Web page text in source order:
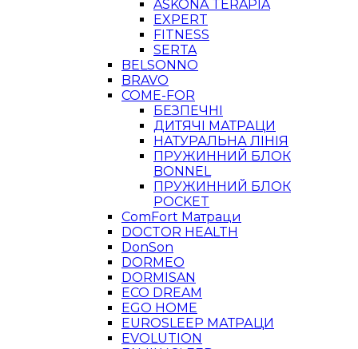
ASKONA TERAPIA
EXPERT
FITNESS
SERTA
BELSONNO
BRAVO
COME-FOR
БЕЗПЕЧНІ
ДИТЯЧІ МАТРАЦИ
НАТУРАЛЬНА ЛІНІЯ
ПРУЖИННИЙ БЛОК
BONNEL
ПРУЖИННИЙ БЛОК
POCKET
ComFort Матраци
DOCTOR HEALTH
DonSon
DORMEO
DORMISAN
ECO DREAM
EGO HOME
EUROSLEEP МАТРАЦИ
EVOLUTION